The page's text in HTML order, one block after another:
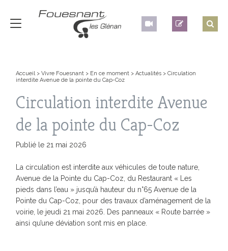
Accueil>Vivre Fouesnant > En ce moment >Actualités >Circulation
interdite Avenue de la pointe du Cap-Coz
Circulation interdite Avenue
de la pointe du Cap-Coz
Publié le 21 mai 2026
La circulation est interdite aux véhicules de toute nature,
Avenue de la Pointe du Cap­-Coz, du Restaurant « Les
pieds dans l’eau » jusqu’à hauteur du n°65 Avenue de la
Pointe du Cap-Coz, pour des travaux d’aménagement de la
voirie, le jeudi 21 mai 2026. Des panneaux « Route barrée »
ainsi qu’une déviation sont mis en place.